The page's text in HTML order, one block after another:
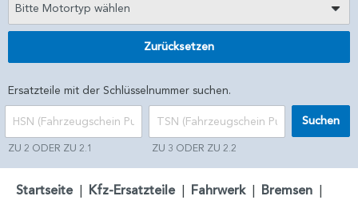
Bitte Motortyp wählen
Zurücksetzen
Ersatzteile mit der Schlüsselnummer suchen.
ZU 2 ODER ZU 2.1 ZU 3 ODER ZU 2.2
Suchen
Startseite | Kfz-Ersatzteile | Fahrwerk | Bremsen |